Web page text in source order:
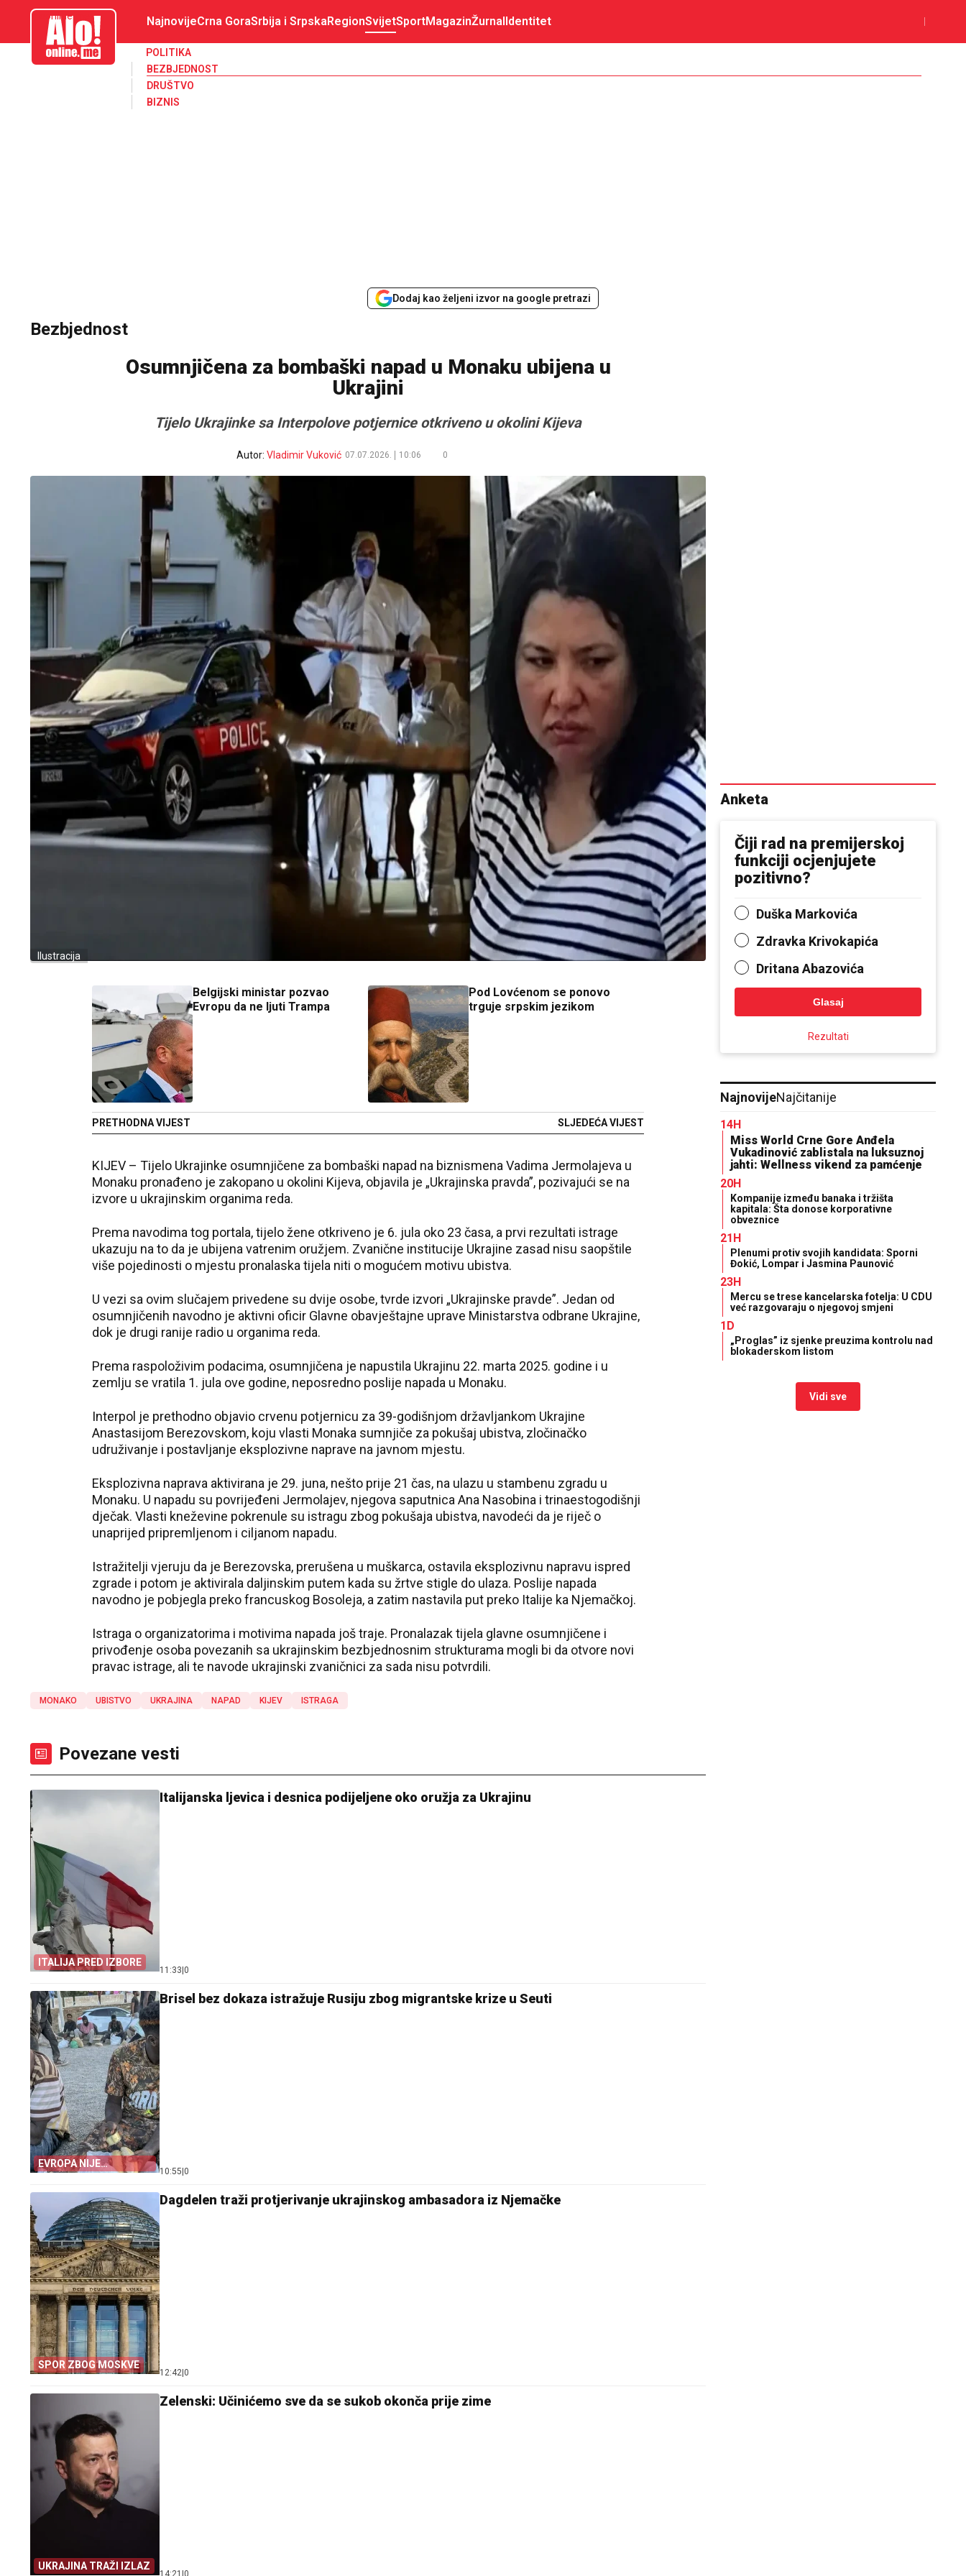
aloonline.me NajnovijeCrna GoraSrbija i SrpskaRegionSvijetSportMagazinŽurnalIdentitet
POLITIKA
BEZBJEDNOST
DRUŠTVO
BIZNIS
Dodaj kao željeni izvor na google pretrazi
Bezbjednost
Osumnjičena za bombaški napad u Monaku ubijena u
Ukrajini
Tijelo Ukrajinke sa Interpolove potjernice otkriveno u okolini Kijeva
Autor: Vladimir Vuković 07.07.2026. 10:06 0
Ilustracija
Belgijski ministar pozvao
Evropu da ne ljuti Trampa
PRETHODNA VIJEST
Pod Lovćenom se ponovo
trguje srpskim jezikom
SLJEDEĆA VIJEST
KIJEV – Tijelo Ukrajinke osumnjičene za bombaški napad na biznismena Vadima Jermolajeva u
Monaku pronađeno je zakopano u okolini Kijeva, objavila je „Ukrajinska pravda”, pozivajući se na
izvore u ukrajinskim organima reda.
Prema navodima tog portala, tijelo žene otkriveno je 6. jula oko 23 časa, a prvi rezultati istrage
ukazuju na to da je ubijena vatrenim oružjem. Zvanične institucije Ukrajine zasad nisu saopštile
više pojedinosti o mjestu pronalaska tijela niti o mogućem motivu ubistva.
U vezi sa ovim slučajem privedene su dvije osobe, tvrde izvori „Ukrajinske pravde”. Jedan od
osumnjičenih navodno je aktivni oficir Glavne obavještajne uprave Ministarstva odbrane Ukrajine,
dok je drugi ranije radio u organima reda.
Prema raspoloživim podacima, osumnjičena je napustila Ukrajinu 22. marta 2025. godine i u
zemlju se vratila 1. jula ove godine, neposredno poslije napada u Monaku.
Interpol je prethodno objavio crvenu potjernicu za 39-godišnjom državljankom Ukrajine
Anastasijom Berezovskom, koju vlasti Monaka sumnjiče za pokušaj ubistva, zločinačko
udruživanje i postavljanje eksplozivne naprave na javnom mjestu.
Eksplozivna naprava aktivirana je 29. juna, nešto prije 21 čas, na ulazu u stambenu zgradu u
Monaku. U napadu su povrijeđeni Jermolajev, njegova saputnica Ana Nasobina i trinaestogodišnji
dječak. Vlasti kneževine pokrenule su istragu zbog pokušaja ubistva, navodeći da je riječ o
unaprijed pripremljenom i ciljanom napadu.
Istražitelji vjeruju da je Berezovska, prerušena u muškarca, ostavila eksplozivnu napravu ispred
zgrade i potom je aktivirala daljinskim putem kada su žrtve stigle do ulaza. Poslije napada
navodno je pobjegla preko francuskog Bosoleja, a zatim nastavila put preko Italije ka Njemačkoj.
Istraga o organizatorima i motivima napada još traje. Pronalazak tijela glavne osumnjičene i
privođenje osoba povezanih sa ukrajinskim bezbjednosnim strukturama mogli bi da otvore novi
pravac istrage, ali te navode ukrajinski zvaničnici za sada nisu potvrdili.
MONAKO UBISTVO UKRAJINA NAPAD KIJEV ISTRAGA
Povezane vesti
ITALIJA PRED IZBORE
Italijanska ljevica i desnica podijeljene oko oružja za Ukrajinu
11:33 0
EVROPA NIJE
POMOGLA ŠPANIJI
Brisel bez dokaza istražuje Rusiju zbog migrantske krize u Seuti
10:55 0
SPOR ZBOG MOSKVE
Dagdelen traži protjerivanje ukrajinskog ambasadora iz Njemačke
12:42 0
UKRAJINA TRAŽI IZLAZ
Zelenski: Učinićemo sve da se sukob okonča prije zime
14:21 0
Anketa
Čiji rad na premijerskoj
funkciji ocjenjujete
pozitivno?
Duška Markovića
Zdravka Krivokapića
Dritana Abazovića
Glasaj
Rezultati
NajnovijeNajčitanije
14H
Miss World Crne Gore Anđela
Vukadinović zablistala na luksuznoj
jahti: Wellness vikend za pamćenje
20H
Kompanije između banaka i tržišta
kapitala: Šta donose korporativne
obveznice
21H
Plenumi protiv svojih kandidata: Sporni
Đokić, Lompar i Jasmina Paunović
23H
Mercu se trese kancelarska fotelja: U CDU
već razgovaraju o njegovoj smjeni
1D
„Proglas” iz sjenke preuzima kontrolu nad
blokaderskom listom
Vidi sve